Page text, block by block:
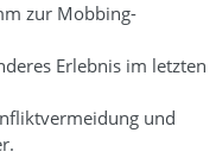
zur Mobbing-
Erlebnis im letzten
und